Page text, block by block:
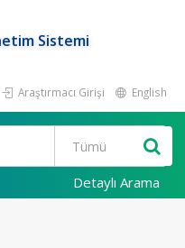
Sistemi
Araştırmacı Girişi English
Detaylı Arama